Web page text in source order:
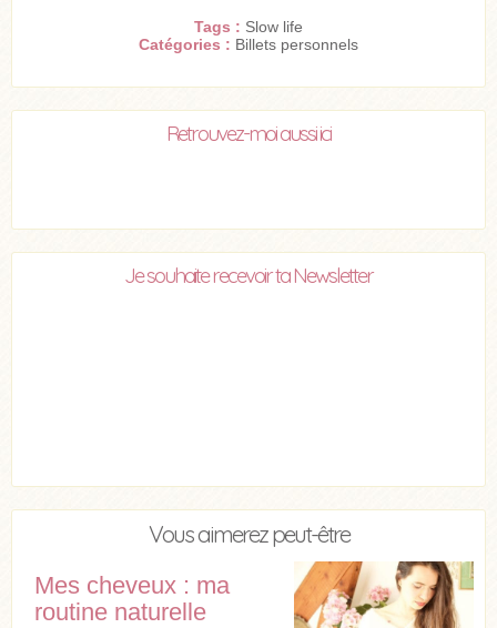
Tags : Slow life
Catégories : Billets personnels
Retrouvez-moi aussi ici
Je souhaite recevoir ta Newsletter
Vous aimerez peut-être
Mes cheveux : ma
routine naturelle